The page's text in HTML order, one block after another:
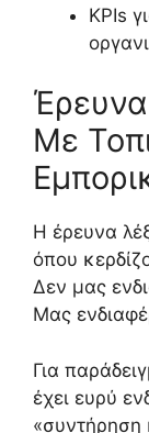
KPIs
Με
Η έρευνα
όπου
Δεν μας
Μας
Για
έχει ευρύ
«συντήρηση